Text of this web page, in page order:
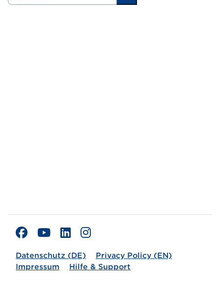
Kurse suchen
Datenschutz (DE)
Privacy Policy (EN)
Impressum
Hilfe & Support